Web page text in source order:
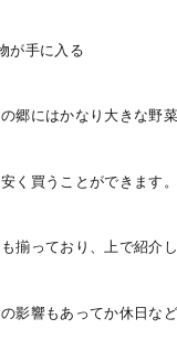
が手に入る
郷にはかなり大きな野
く買うことができます。
揃っており、上で紹介
影響もあってか休日な